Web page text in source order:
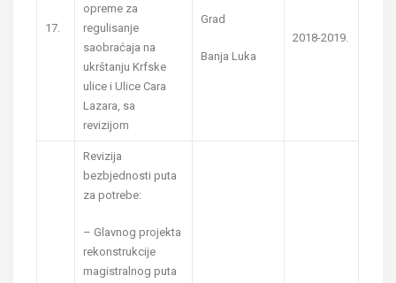
17.
opreme za
regulisanje
saobraćaja na
ukrštanju Krfske
ulice i Ulice Cara
Lazara, sa
revizijom
Grad
Banja Luka
2018-2019.
Revizija
bezbjednosti puta
za potrebe:
– Glavnog projekta
rekonstrukcije
magistralnog puta